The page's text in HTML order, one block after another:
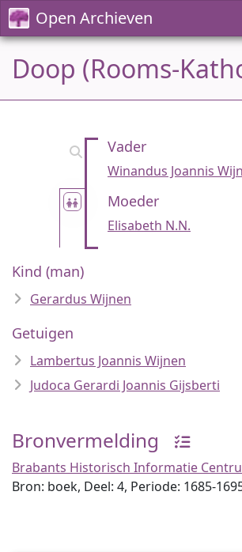
Open Archieven
Doop (Rooms-
Vader
Winandus Joannis
Moeder
Elisabeth N.N.
Kind (man)
Gerardus Wijnen
Getuigen
Lambertus Joannis Wijnen
Judoca Gerardi Joannis Gijsberti
Bronvermelding
Brabants Historisch Informatie
Bron: boek, Deel: 4, Periode: 1685-